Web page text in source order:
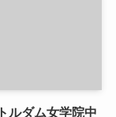
ルダム女学院中